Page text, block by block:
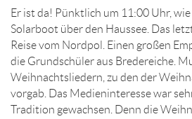
Er ist da! Pünktlich um 11:00 Uhr,
Solarboot über den Haussee. Das
Reise vom Nordpol. Einen großen
die Grundschüler aus Bredereiche.
Weihnachtsliedern, zu den der
vorgab. Das Medieninteresse war
Tradition gewachsen. Denn die